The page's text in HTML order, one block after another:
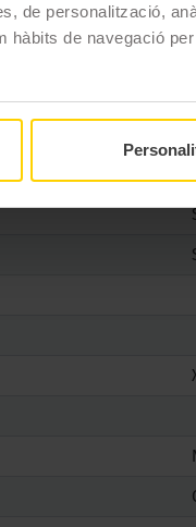
de personalització,
hàbits de navegació